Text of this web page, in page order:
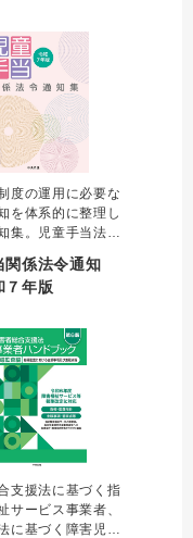
の撤廃や支給額の
を反映し発行。
度の運用に必要な
を体系的に整理し
集。児童手当法・
ら施行されること
に対応。ガイドラ
の改訂内容を収載
法令通知集として
関係法令通知
年版
支援法に基づく指
サービス事業者、
に基づく障害児通